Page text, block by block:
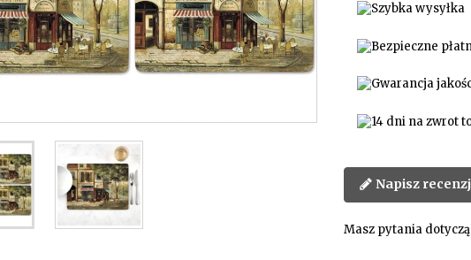
Napisz
Masz pytania